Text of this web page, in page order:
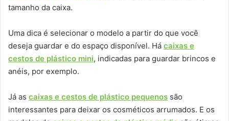
tamanho da caixa.
Uma dica é selecionar o modelo a partir do que você
deseja guardar e do espaço disponível. Há caixas e
cestos de plástico mini, indicadas para guardar brincos e
anéis, por exemplo.
Já as caixas e cestos de plástico pequenos são
interessantes para deixar os cosméticos arrumados. E os